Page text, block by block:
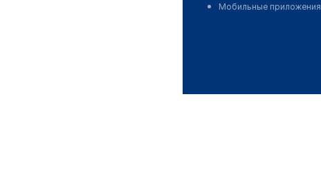
Мобильные приложения